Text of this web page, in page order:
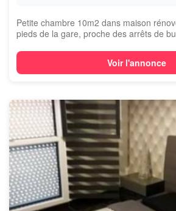
Petite chambre 10m2 dans maison
pieds de la gare, proche des arrêts de
Voir l'annonce